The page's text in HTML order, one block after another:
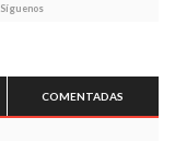
Síguenos
COMENTADAS